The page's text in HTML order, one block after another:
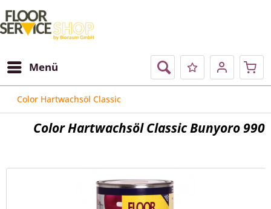
Menü
Color Hartwachsöl Classic
Color Hartwachsöl Classic Bunyoro 990